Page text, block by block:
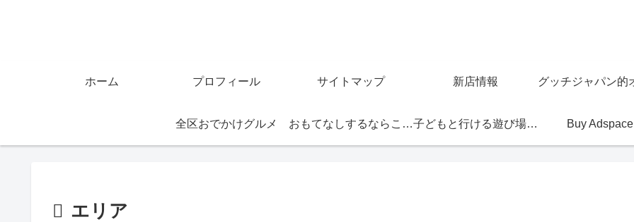
ホーム プロフィール サイトマップ 新店情報
全区おでかけグルメ おもてなしするならこの店 子どもと行ける遊び場・お店 Buy Adspace
エリア